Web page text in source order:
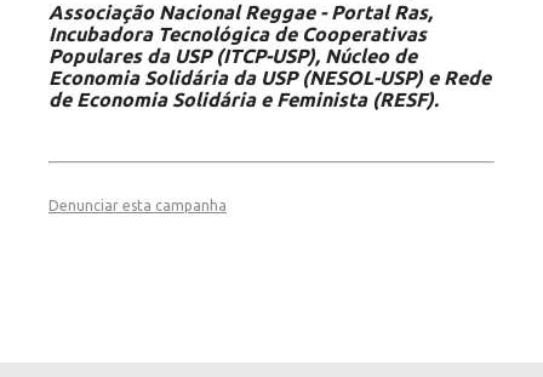
Associação Nacional Reggae - Portal Ras,
Incubadora Tecnológica de Cooperativas
Populares da USP (ITCP-USP), Núcleo de
Economia Solidária da USP (NESOL-USP) e Rede
de Economia Solidária e Feminista (RESF).
Denunciar esta campanha